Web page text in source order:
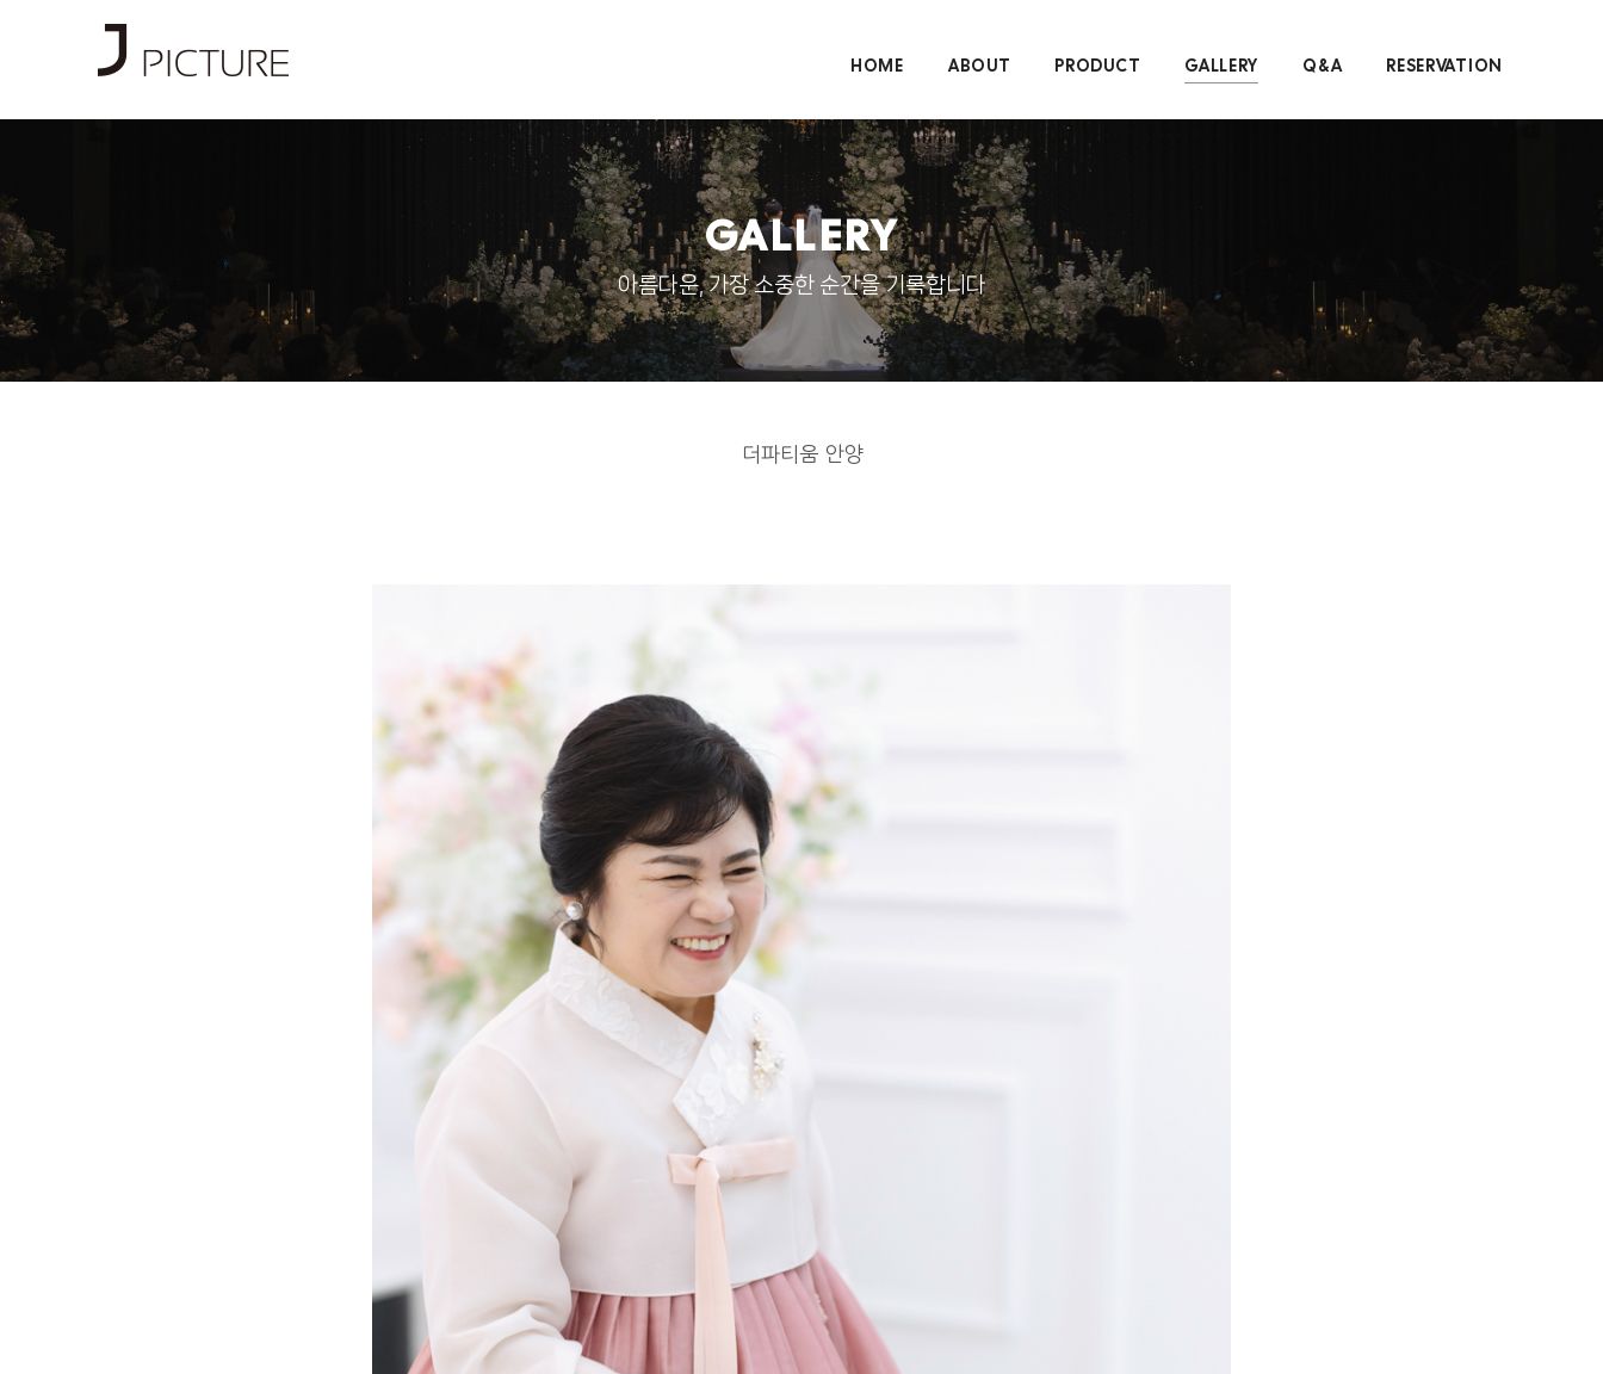
HOME ABOUT PRODUCT GALLERY Q&A RESERVATION
GALLERY
아름다운, 가장 소중한 순간을 기록합니다
더파티움 안양